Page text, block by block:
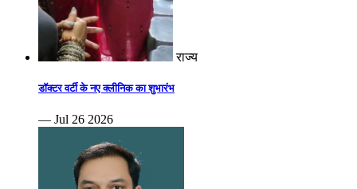
राज्य
डॉक्टर वर्टी के नए क्लीनिक का शुभारंभ
— Jul 26 2026